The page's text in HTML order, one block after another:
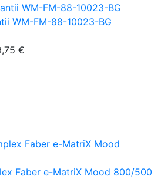
WM-FM-88-10023-BG
€
Faber e-MatriX Mood 800/500